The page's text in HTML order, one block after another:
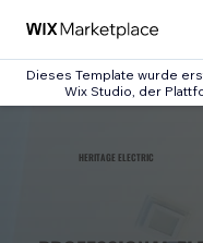
Dieses Template wurde
Wix Studio, der